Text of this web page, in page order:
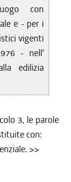
con
e - per i
vigenti
- nell'
edilizia
3, le parole
con:
>>